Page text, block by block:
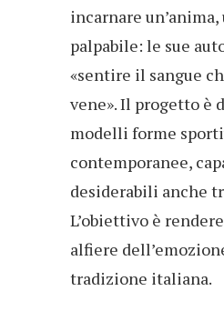
incarnare un’anima,
palpabile: le sue
«sentire il sangue
vene». Il progetto è
modelli forme
contemporanee,
desiderabili anche
L’obiettivo è
alfiere
tradizione italiana.